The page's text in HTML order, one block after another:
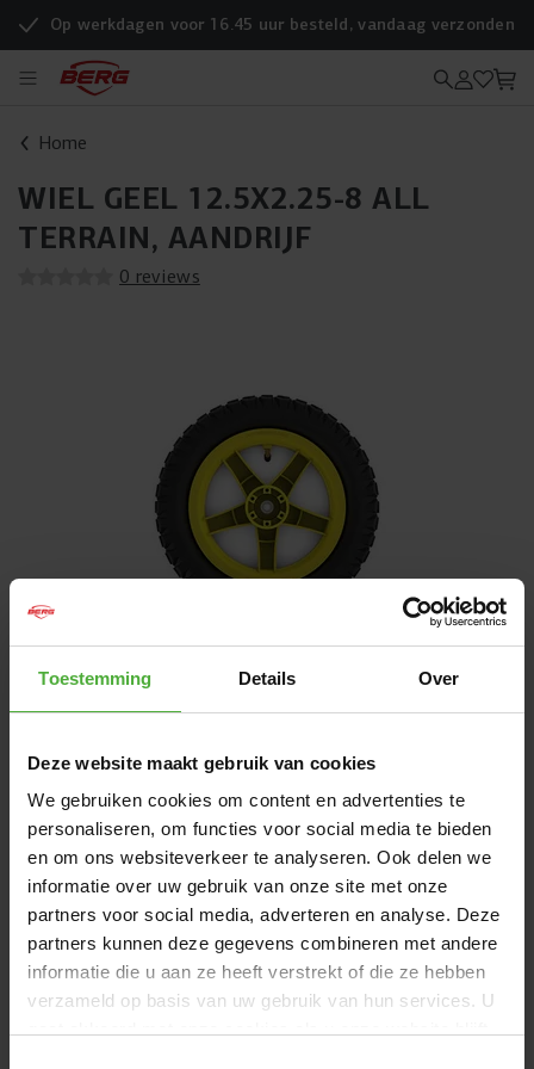
Toestemming Details Over
Deze website maakt gebruik van cookies
We gebruiken cookies om content en advertenties te
personaliseren, om functies voor social media te bieden
en om ons websiteverkeer te analyseren. Ook delen we
informatie over uw gebruik van onze site met onze
partners voor social media, adverteren en analyse. Deze
partners kunnen deze gegevens combineren met andere
informatie die u aan ze heeft verstrekt of die ze hebben
verzameld op basis van uw gebruik van hun services. U
Op werkdagen voor 16.45 uur besteld, vandaag verzonden
Home
WIEL GEEL 12.5X2.25-8 ALL
TERRAIN, AANDRIJF
0 reviews
1/1
56,99
Binnen 1-2 werkdagen bezorgd
IN DE WINKELWAGEN
Gratisbezorging vanaf 50,-
Klanten beoordelen ons met een9,2/10